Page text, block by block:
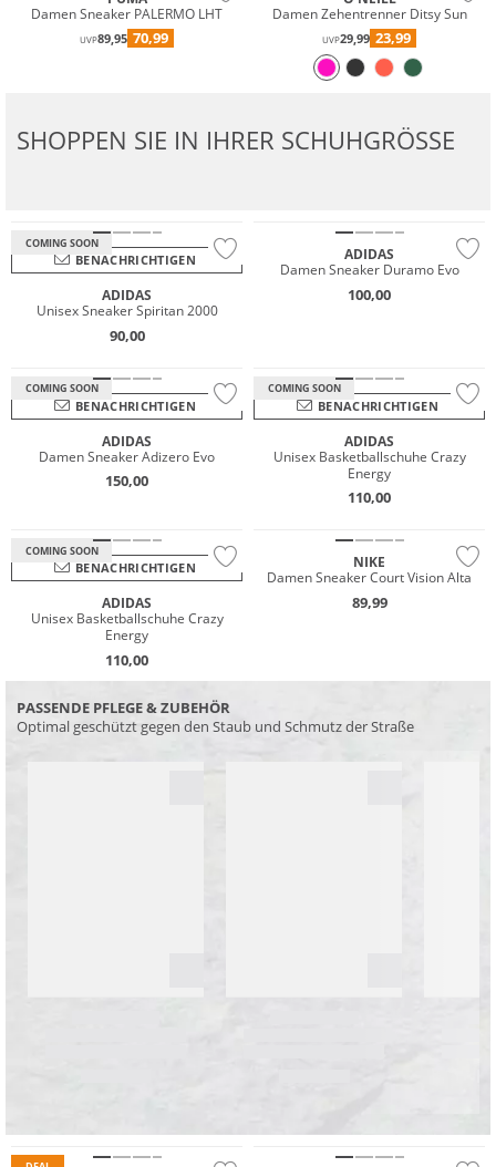
Damen Sneaker PALERMO LHT
UVP89,95 70,99
Damen Zehentrenner Ditsy Sun
UVP29,99 23,99
SHOPPEN SIE IN IHRER SCHUHGRÖSSE
COMING SOON
BENACHRICHTIGEN
ADIDAS
Unisex Sneaker Spiritan 2000
90,00
ADIDAS
Damen Sneaker Duramo Evo
100,00
COMING SOON
BENACHRICHTIGEN
ADIDAS
Damen Sneaker Adizero Evo
150,00
COMING SOON
BENACHRICHTIGEN
ADIDAS
Unisex Basketballschuhe Crazy
Energy
110,00
COMING SOON
BENACHRICHTIGEN
ADIDAS
Unisex Basketballschuhe Crazy
Energy
110,00
NIKE
Damen Sneaker Court Vision Alta
89,99
PASSENDE PFLEGE & ZUBEHÖR
Optimal geschützt gegen den Staub und Schmutz der Straße